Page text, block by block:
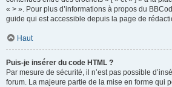
« > ». Pour plus d’informations à propos du
guide qui est accessible depuis la page de
Haut
Puis-je insérer du code HTML ?
Par mesure de sécurité, il n’est pas possible
forum. La majeure partie de la mise en forme qui